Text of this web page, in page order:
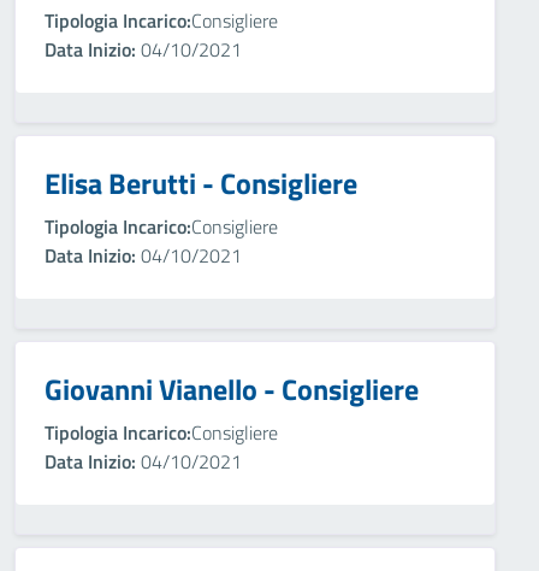
Tipologia Incarico:Consigliere
Data Inizio: 04/10/2021
Elisa Berutti - Consigliere
Tipologia Incarico:Consigliere
Data Inizio: 04/10/2021
Giovanni Vianello - Consigliere
Tipologia Incarico:Consigliere
Data Inizio: 04/10/2021